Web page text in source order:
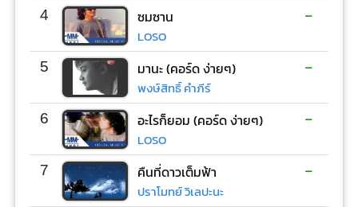
4 ซมซาน
LOSO
-
5 มานะ (คอร์ด ง่ายๆ)
พงษ์สิทธิ์ คำภีร์
-
6 อะไรก็ยอม (คอร์ด ง่ายๆ)
LOSO
-
7 คืนที่ดาวเต็มฟ้า
ปราโมทย์ วิเลปะนะ
-